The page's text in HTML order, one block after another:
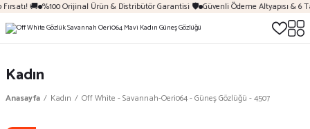
🚚 %100 Orijinal Ürün & Distribütör Garantisi 🛡️ Güvenli Ödeme Altyapısı & 6
Kadın
Anasayfa Kadın Off White - Savannah-Oeri064 - Güneş Gözlüğü - 4507